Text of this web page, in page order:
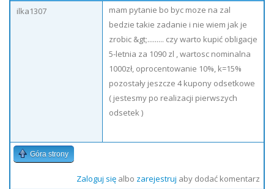
ilka1307
mam pytanie bo byc moze na zal
bedzie takie zadanie i nie wiem jak je
zrobic &gt;......... czy warto kupić obligacje
5-letnia za 1090 zl , wartosc nominalna
1000zł, oprocentowanie 10%, k=15%
pozostały jeszcze 4 kupony odsetkowe
( jestesmy po realizacji pierwszych
odsetek )
Góra strony
Zaloguj sięalbo zarejestruj aby dodać komentarz